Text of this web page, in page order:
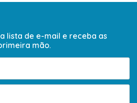
lista de e-mail e receba as
mão.